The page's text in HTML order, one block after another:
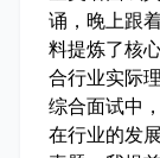
诵，晚上跟
料提炼了核
合行业实际
综合面试中
在行业的发